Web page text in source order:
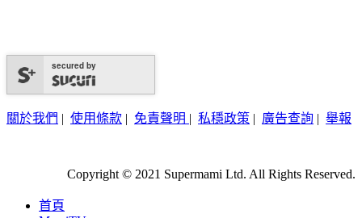
secured by
關於我們 | 使用條款 | 免責聲明 | 私穩政策 | 廣告查詢 | 舉報
Copyright © 2021 Supermami Ltd. All Rights Reserved.
首頁